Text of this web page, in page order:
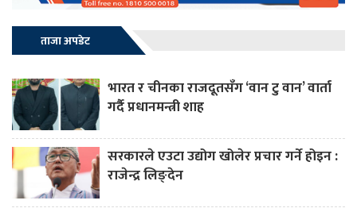
ताजा अपडेट
भारत र चीनका राजदूतसँग ‘वान टु वान’ वार्ता
गर्दै प्रधानमन्त्री शाह
सरकारले एउटा उद्योग खोलेर प्रचार गर्ने होइन :
राजेन्द्र लिङ्देन